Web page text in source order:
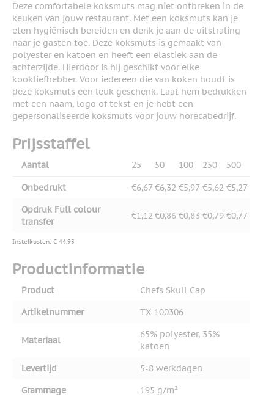
Deze comfortabele koksmuts mag niet ontbreken in de
keuken van jouw restaurant. Met een koksmuts kan je
eten hygiënisch bereiden en denk je aan de uitstraling
naar je gasten toe. Deze koksmuts is gemaakt van
polyester en katoen en heeft een elastiek aan de
achterzijde. Hierdoor is hij geschikt voor elke
kookliefhebber. Voor iedereen die van koken houdt is
deze koksmuts een leuk geschenk. Laat hem bedrukken
met een naam, logo of tekst en je hebt een
gepersonaliseerde koksmuts voor jouw horecabedrijf.
Prijsstaffel
Aantal 25 50 100 250 500
Onbedrukt €6,67 €6,32 €5,97 €5,62 €5,27
Opdruk Full colour
transfer
€1,12 €0,86 €0,83 €0,79 €0,77
Instelkosten: € 44,95
Productinformatie
Product
Chefs Skull Cap
Artikelnummer
TX-100306
Materiaal
65% polyester, 35%
katoen
Levertijd
5-8 werkdagen
Grammage
195 g/m²